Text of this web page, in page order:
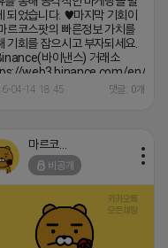
되었습니다. ♥️마지막 기회이
르코스팟의 빠른정보 가치를
기회를 잡으시고 부자되세요.
바이낸스) 거래소
web3.binance.com/en/
레이디움) 거래소
소
dexscreener.com/solana/
04-14 18:45 댓글: 0개
마르코스팟
비공개